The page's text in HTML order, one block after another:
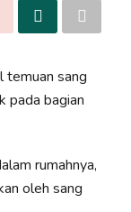
temuan sang
pada bagian
rumahnya,
oleh sang